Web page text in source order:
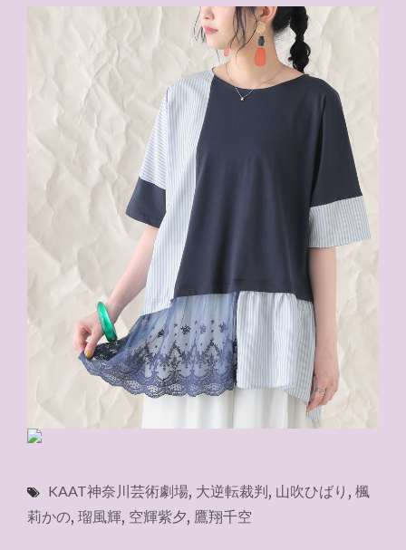
KAAT神奈川芸術劇場, 大逆転裁判, 山吹ひばり , 楓
莉かの, 瑠風輝, 空輝紫夕, 鷹翔千空